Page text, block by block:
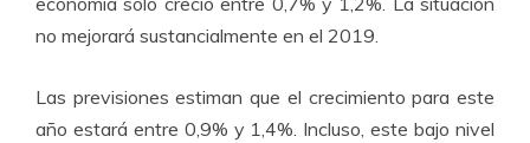
no mejorará sustancialmente en el 2019.
Las previsiones estiman que el crecimiento para este
año estará entre 0,9% y 1,4%. Incluso, este bajo nivel